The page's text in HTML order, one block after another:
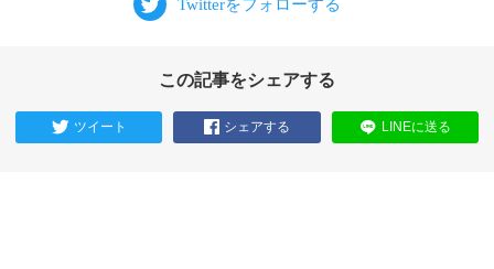
この記事をシェアする
ツイート シェアする LINEに送る